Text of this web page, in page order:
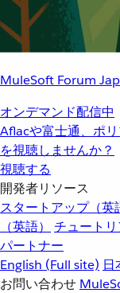
MuleSoft Forum
オンデマンド配信中
Aflacや富士通、ポ
を視聴しませんか？
視聴する
開発者リソース
スタートアップ（英
（英語）
チュートリ
パートナー
English (Full site) 日
お問い合わせ